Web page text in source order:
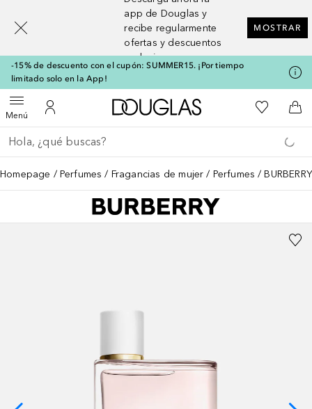
app de Douglas y
recibe regularmente
ofertas y descuentos
exclusivos
MOSTRAR
-15% de descuento con el cupón: SUMMER15. ¡Por tiempo
limitado solo en la App!
MenúAbrir menúMi cuenta
A Douglas HomeMi lista de
A
Regresar
Ejecutar búsqueda
Homepage Perfumes Fragancias de mujer Perfumes
[navigation.slideout.screenreader]